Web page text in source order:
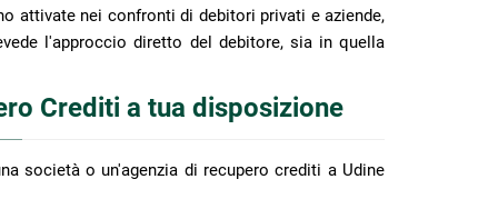
attivate nei confronti di debitori privati e aziende,
l'approccio diretto del debitore, sia in quella
Crediti a tua disposizione
società o un'agenzia di recupero crediti a Udine